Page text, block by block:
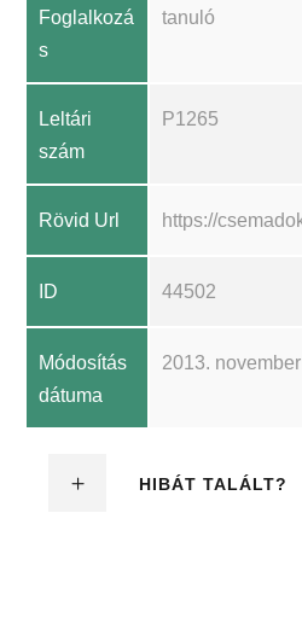
Foglalkozá
s
tanuló
Leltári
szám
P1265
Rövid Url https://
ID 44502
Módosítás
dátuma
2013.
HIBÁT TALÁLT?